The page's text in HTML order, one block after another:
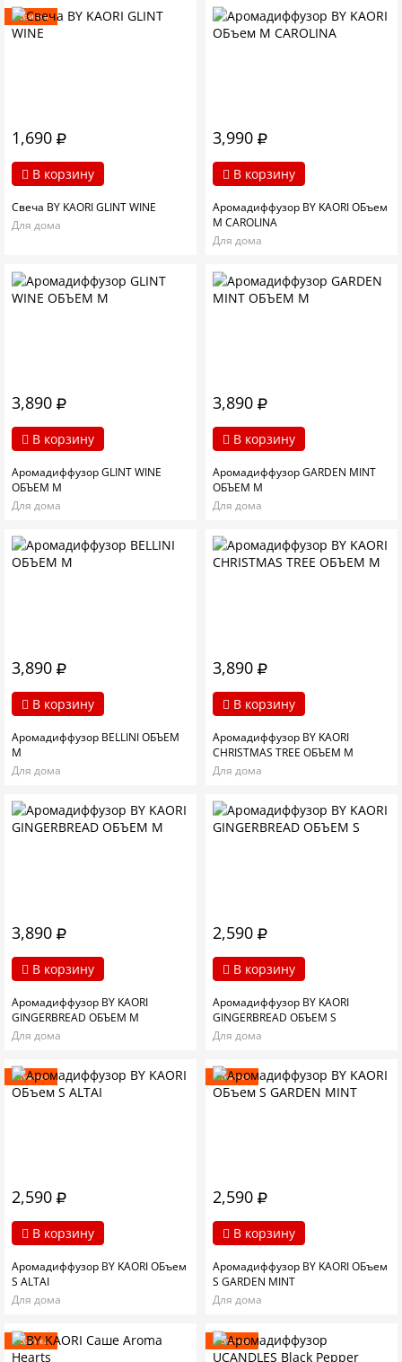
Новинка
1,690
В корзину
Свеча BY KAORI GLINT WINE
Для дома
3,990
В корзину
Аромадиффузор BY KAORI ОБъем
M CAROLINA
Для дома
3,890
В корзину
Аромадиффузор GLINT WINE
ОБЪЕМ М
Для дома
3,890
В корзину
Аромадиффузор GARDEN MINT
ОБЪЕМ М
Для дома
3,890
В корзину
Аромадиффузор BELLINI ОБЪЕМ
М
Для дома
3,890
В корзину
Аромадиффузор BY KAORI
CHRISTMAS TREE ОБЪЕМ М
Для дома
3,890
В корзину
Аромадиффузор BY KAORI
GINGERBREAD ОБЪЕМ М
Для дома
2,590
В корзину
Аромадиффузор BY KAORI
GINGERBREAD ОБЪЕМ S
Для дома
Новинка
2,590
В корзину
Аромадиффузор BY KAORI ОБъем
S ALTAI
Для дома
Новинка
2,590
В корзину
Аромадиффузор BY KAORI ОБъем
S GARDEN MINT
Для дома
Новинка Новинка